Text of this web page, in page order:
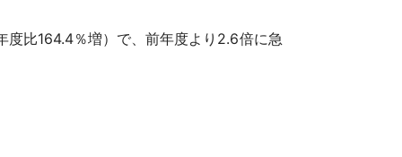
比164.4％増）で、前年度より2.6倍に急